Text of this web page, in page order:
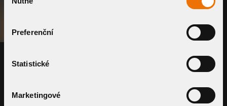
souhlasu
Preferenční
Statistické
Marketingové
PRODUKTY
kalkulaci ceny i průtoku